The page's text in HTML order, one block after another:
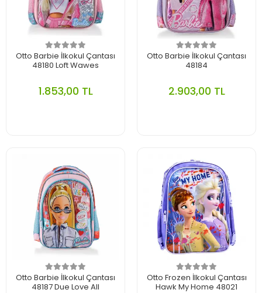
Otto Barbie İlkokul Çantası
48180 Loft Wawes
1.853,00 TL
Otto Barbie İlkokul Çantası
48184
2.903,00 TL
Otto Barbie İlkokul Çantası
48187 Due Love All
Otto Frozen İlkokul Çantası
Hawk My Home 48021